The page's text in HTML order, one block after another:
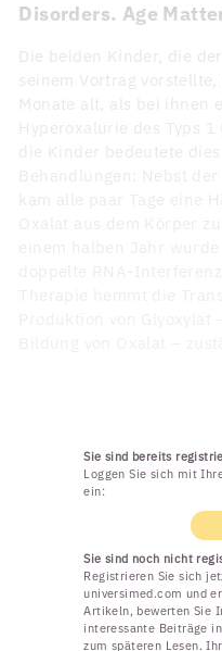
Disorders. Age
Die beiden Kinder, die
seinem Vortrag
Monate alt, als bei ihnen
Sie sind bereits
Loggen Sie sich mit
ein:
Sie sind noch nicht
Registrieren Sie sich
universimed.com und
Artikeln, bewerten Sie
interessante Beiträge
zum späteren Lesen.